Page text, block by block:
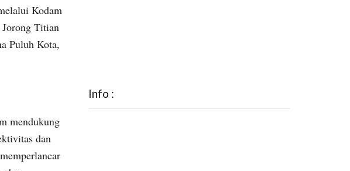
Kodam
Titian
Puluh Kota,
mendukung
dan
Info :